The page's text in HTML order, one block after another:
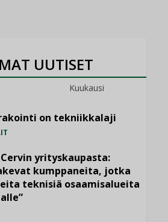
UUTISET
Kuukausi
on tekniikkalaji
yrityskaupasta:
kumppaneita, jotka
teknisiä osaamisalueita